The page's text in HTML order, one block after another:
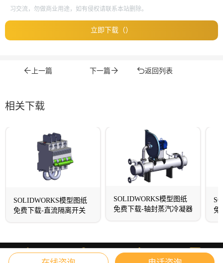
习交流，勿做商业用途，如有侵权请联系本站删除。
立即下载（）
上一篇 下一篇 返回列表
相关下载
SOLIDWORKS模型图纸
免费下载-直流隔离开关
SOLIDWORKS模型图纸
免费下载-轴封蒸汽冷凝器
免